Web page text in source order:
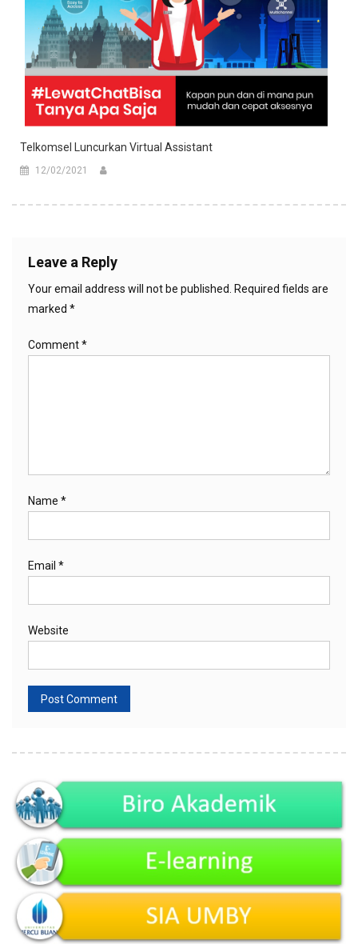
Telkomsel Luncurkan Virtual Assistant
12/02/2021
Leave a Reply
Your email address will not be published.
Required fields are
marked *
Comment*
Name *
Email *
Website